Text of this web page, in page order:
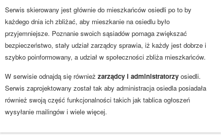
Serwis skierowany jest głównie do mieszkańców osiedli po to by
każdego dnia ich zbliżać, aby mieszkanie na osiedlu było
przyjemniejsze. Poznanie swoich sąsiadów pomaga zwiększać
bezpieczeństwo, stały udział zarządcy sprawia, iż każdy jest dobrze i
szybko poinformowany, a udział w społeczności zbliża mieszkańców.
W serwisie odnajdą się również zarządcy i administratorzy osiedli.
Serwis zaprojektowany został tak aby administracja osiedla posiadała
również swoją część funkcjonalności takich jak tablica ogłoszeń
wysyłanie mailingów i wiele więcej.